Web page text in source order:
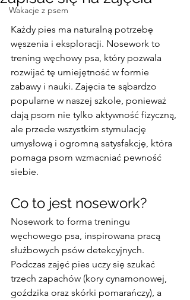
Wakacje z psem
Każdy pies ma naturalną potrzebę
węszenia i eksploracji. Nosework to
trening węchowy psa, który pozwala
rozwijać tę umiejętność w formie
zabawy i nauki. Zajęcia te sąbardzo
popularne w naszej szkole, ponieważ
dają psom nie tylko aktywność fizyczną,
ale przede wszystkim stymulację
umysłową i ogromną satysfakcję, która
pomaga psom wzmacniać pewność
siebie.
Co to jest nosework?
Nosework to forma treningu
węchowego psa, inspirowana pracą
służbowych psów detekcyjnych.
Podczas zajęć pies uczy się szukać
trzech zapachów (kory cynamonowej,
goździka oraz skórki pomarańczy), a